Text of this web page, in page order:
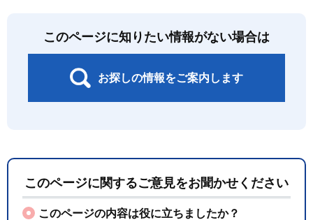
このページに知りたい情報がない場合は
お探しの情報をご案内します
このページに関するご意見をお聞かせください
このページの内容は役に立ちましたか？